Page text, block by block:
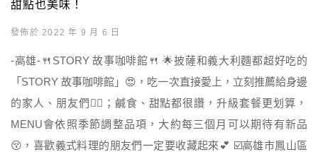
甜點也美味！
發佈於 2022 年 9 月 6 日
-高雄-🍴STORY 故事咖啡館🍴 🌟披薩和義大利麵都超好吃的
「STORY 故事咖啡館」😍，吃一次直接愛上，立刻推薦給身邊
的家人、朋友們👍🏻；鹹食、甜點都很讚，升級套餐更划算，
MENU會依照季節調整品項，大約每三個月可以期待有新品
😚，喜歡義式料理的朋友們一定要收藏起來💕 ☑️高雄市鳳山區